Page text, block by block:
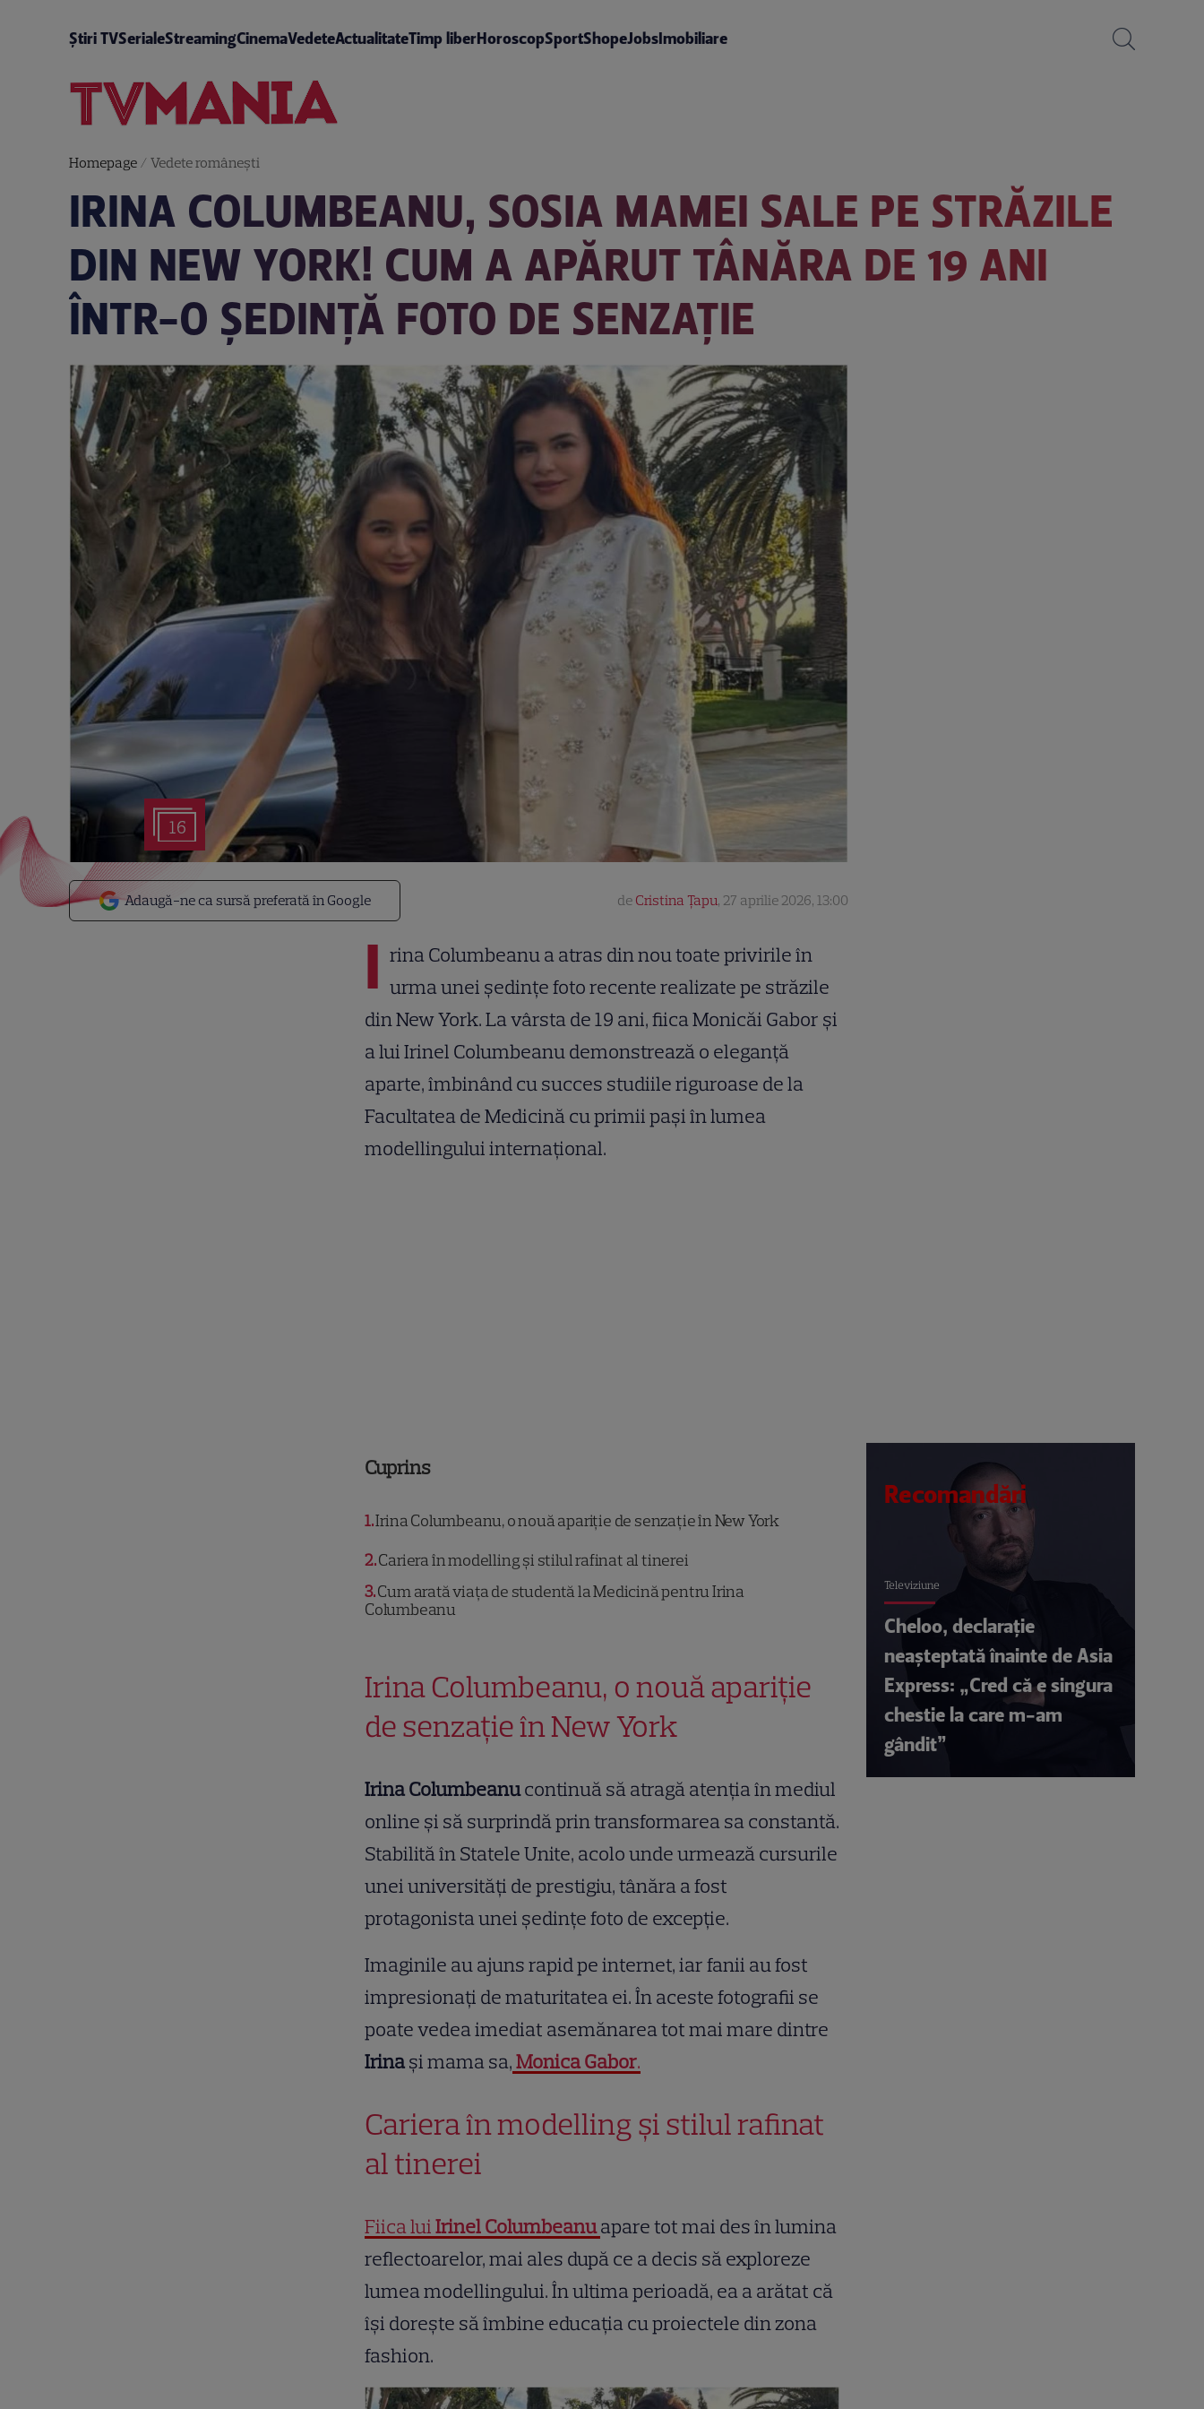
Știri TVSerialeStreamingCinemaVedeteActualitateTimp liberHoroscopSportShopeJobsImobiliare
Homepage/ Vedete româneşti
IRINA COLUMBEANU, SOSIA MAMEI SALE PE STRĂZILE
DIN NEW YORK! CUM A APĂRUT TÂNĂRA DE 19 ANI
ÎNTR-O ȘEDINȚĂ FOTO DE SENZAȚIE
16
Adaugă-ne ca sursă preferată în Google de Cristina Țapu, 27 aprilie 2026, 13:00
I rina Columbeanu a atras din nou toate privirile în
urma unei ședințe foto recente realizate pe străzile
din New York. La vârsta de 19 ani, fiica Monicăi Gabor și
a lui Irinel Columbeanu demonstrează o eleganță
aparte, îmbinând cu succes studiile riguroase de la
Facultatea de Medicină cu primii pași în lumea
modellingului internațional.
Cuprins
1Irina Columbeanu, o nouă apariție de senzație în New York
2Cariera în modelling și stilul rafinat al tinerei
3Cum arată viața de studentă la Medicină pentru Irina
Columbeanu
Irina Columbeanu, o nouă apariție
de senzație în New York
Irina Columbeanucontinuă să atragă atenția în mediul
online și să surprindă prin transformarea sa constantă.
Stabilită în Statele Unite, acolo unde urmează cursurile
unei universități de prestigiu, tânăra a fost
protagonista unei ședințe foto de excepție.
Imaginile au ajuns rapid pe internet, iar fanii au fost
impresionați de maturitatea ei. În aceste fotografii se
poate vedea imediat asemănarea tot mai mare dintre
Irinași mama sa,Monica Gabor.
Cariera în modelling și stilul rafinat
al tinerei
Fiica luiIrinel Columbeanuapare tot mai des în lumina
reflectoarelor, mai ales după ce a decis să exploreze
lumea modellingului. În ultima perioadă, ea a arătat că
își dorește să îmbine educația cu proiectele din zona
fashion.
Recomandări
Televiziune
Cheloo, declarație
neașteptată înainte de Asia
Express: „Cred că e singura
chestie la care m-am
gândit”